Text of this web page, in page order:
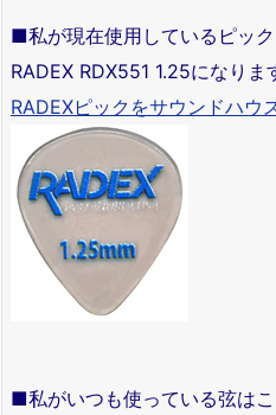
■私が現在使用しているピッ
RADEX RDX551 1.25になりま
RADEXピックをサウンドハウ
■私がいつも使っている弦は